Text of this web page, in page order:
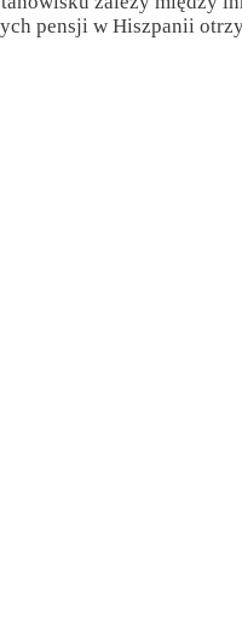
pensji w Hiszpanii